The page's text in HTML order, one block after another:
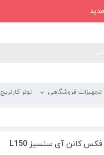
تجهیزات فروشگاهی تونر کارتریج
فکس کانن آی سنسيز L150